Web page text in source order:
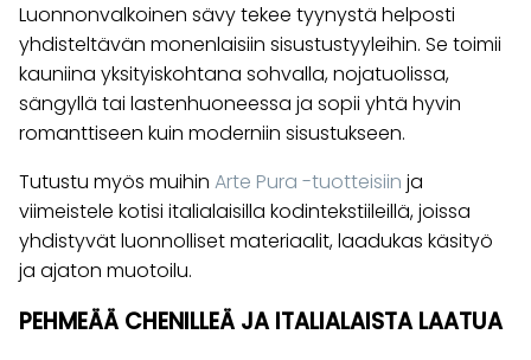
Luonnonvalkoinen sävy tekee tyynystä helposti
yhdisteltävän monenlaisiin sisustustyyleihin. Se toimii
kauniina yksityiskohtana sohvalla, nojatuolissa,
sängyllä tai lastenhuoneessa ja sopii yhtä hyvin
romanttiseen kuin moderniin sisustukseen.
Tutustu myös muihin Arte Pura -tuotteisiin ja
viimeistele kotisi italialaisilla kodintekstiileillä, joissa
yhdistyvät luonnolliset materiaalit, laadukas käsityö
ja ajaton muotoilu.
PEHMEÄÄ CHENILLEÄ JA ITALIALAISTA LAATUA